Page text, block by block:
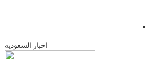
اخبار السعوديه